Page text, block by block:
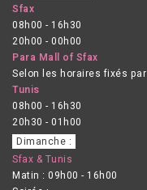
Sfax
08h00 - 16h30
20h00 - 00h00
Para Mall of Sfax
Selon les horaires fixés
Tunis
08h00 - 16h30
20h30 - 01h00
Dimanche :
Sfax & Tunis
Matin : 09h00 - 16h00